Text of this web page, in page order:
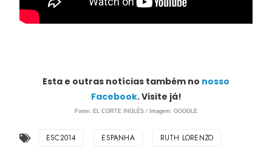
Esta e outras notícias também no nosso
Facebook. Visite já!
Fonte: EL CORTE INGLÉS / Imagem: GOOGLE
ESC2014 ESPANHA RUTH LORENZO